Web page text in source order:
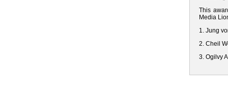
This
Media
1. Jung
2. Cheil
3. Ogilvy